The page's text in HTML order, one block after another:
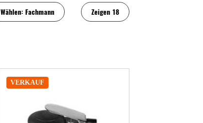
Wählen: Fachmann Zeigen 18
VERKAUF